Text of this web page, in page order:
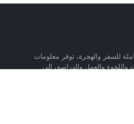
للسفر والهجرة، توفر معلومات
واللجوء والعمل والدراسة، إلى